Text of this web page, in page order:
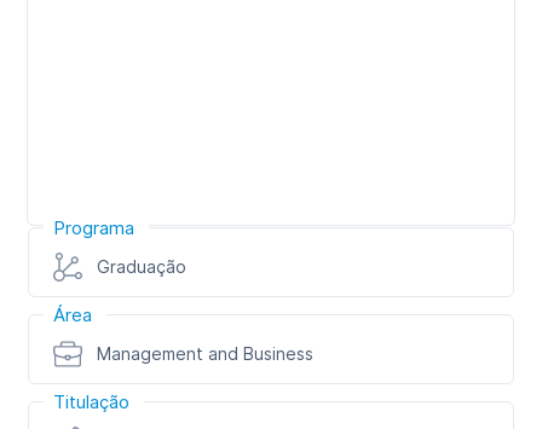
Programa
Graduação
Área
Management and Business
Titulação